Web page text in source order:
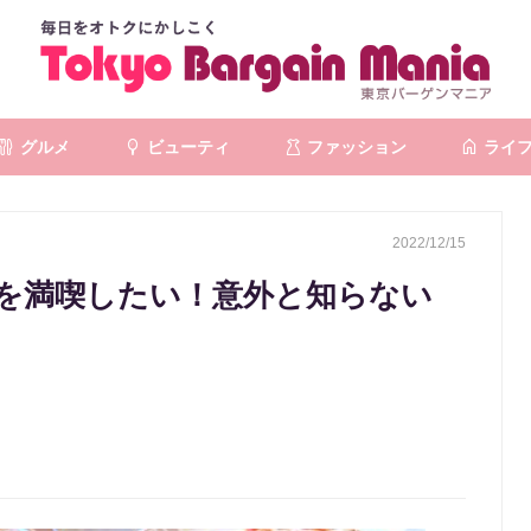
グルメ ビューティ ファッション ライフ
2022/12/15
満喫したい！意外と知らない